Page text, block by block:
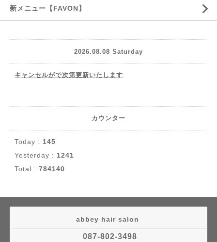
新メニュー【FAVON】
2026.08.08 Saturday
キャンセルがで次第更新いたします
カウンター
Today : 145
Yesterday : 1241
Total : 784140
abbey hair salon
087-802-3498